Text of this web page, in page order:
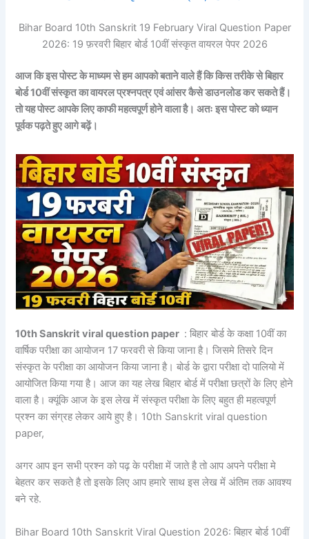
Bihar Board 10th Sanskrit 19 February Viral Question Paper
2026: 19 फ़रवरी बिहार बोर्ड 10वीं संस्कृत वायरल पेपर 2026
आज कि इस पोस्ट के माध्यम से हम आपको बताने वाले हैं कि किस तरीके से बिहार
बोर्ड 10वीं संस्कृत का वायरल प्रश्नपत्र एवं आंसर कैसे डाउनलोड कर सकते हैं।
तो यह पोस्ट आपके लिए काफी महत्वपूर्ण होने वाला है। अतः इस पोस्ट को ध्यान
पूर्वक पढ़ते हुए आगे बढ़ें।
10th Sanskrit viral question paper : बिहार बोर्ड के कक्षा 10वीं का
वार्षिक परीक्षा का आयोजन 17 फरवरी से किया जाना है। जिसमे तिसरे दिन
संस्कृत के परीक्षा का आयोजन किया जाना है। बोर्ड के द्वारा परीक्षा दो पालियो में
आयोजित किया गया है। आज का यह लेख बिहार बोर्ड में परीक्षा छत्रों के लिए होने
वाला है। क्यूंकि आज के इस लेख में संस्कृत परीक्षा के लिए बहुत ही महत्वपूर्ण
प्रश्न का संग्रह लेकर आये हुए है। 10th Sanskrit viral question
paper,
अगर आप इन सभी प्रश्न को पढ़ के परीक्षा में जाते है तो आप अपने परीक्षा मे
बेहतर कर सकते है तो इसके लिए आप हमारे साथ इस लेख में अंतिम तक आवश्य
बने रहे.
Bihar Board 10th Sanskrit Viral Question 2026: बिहार बोर्ड 10वीं